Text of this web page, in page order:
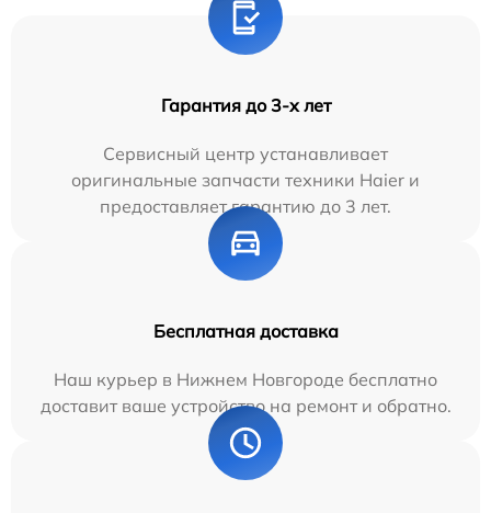
Гарантия до 3-х лет
Сервисный центр устанавливает
оригинальные запчасти техники Haier и
предоставляет гарантию до 3 лет.
Бесплатная доставка
Наш курьер в Нижнем Новгороде бесплатно
доставит ваше устройство на ремонт и обратно.